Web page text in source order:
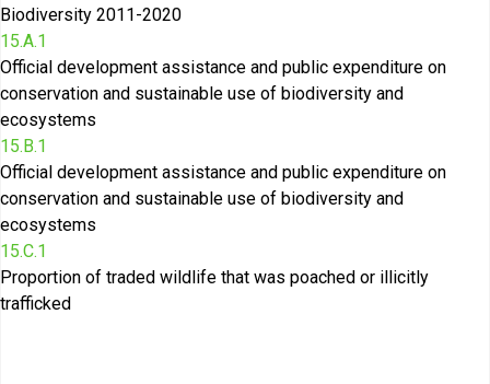
Biodiversity 2011-2020
15.A.1
Official development assistance and public expenditure on
conservation and sustainable use of biodiversity and
ecosystems
15.B.1
Official development assistance and public expenditure on
conservation and sustainable use of biodiversity and
ecosystems
15.C.1
Proportion of traded wildlife that was poached or illicitly
trafficked